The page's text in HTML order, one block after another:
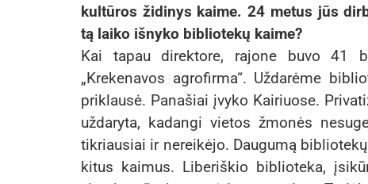
kultūros židinys kaime. 24 metus jūs
tą laiko išnyko bibliotekų kaime?
Kai tapau direktore, rajone buvo 41
„Krekenavos agrofirma“. Uždarėme
priklausė. Panašiai įvyko Kairiuose.
uždaryta, kadangi vietos žmonės
tikriausiai ir nereikėjo. Daugumą
kitus kaimus. Liberiškio biblioteka,